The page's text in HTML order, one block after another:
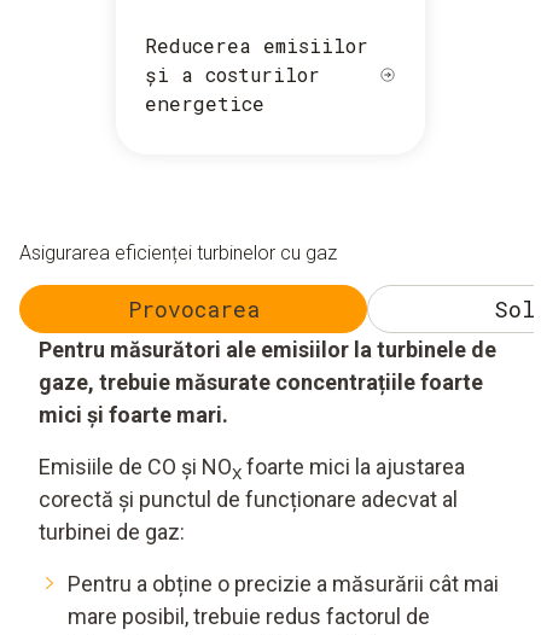
Reducerea emisiilor
și a costurilor
energetice
Asigurarea eficienței turbinelor cu gaz
Provocarea
Pentru măsurători ale emisiilor la turbinele de
gaze, trebuie măsurate concentrațiile foarte
mici și foarte mari.
Emisiile de CO și NOX foarte mici la ajustarea
corectă și punctul de funcționare adecvat al
turbinei de gaz:
Pentru a obține o precizie a măsurării cât mai
mare posibil, trebuie redus factorul de